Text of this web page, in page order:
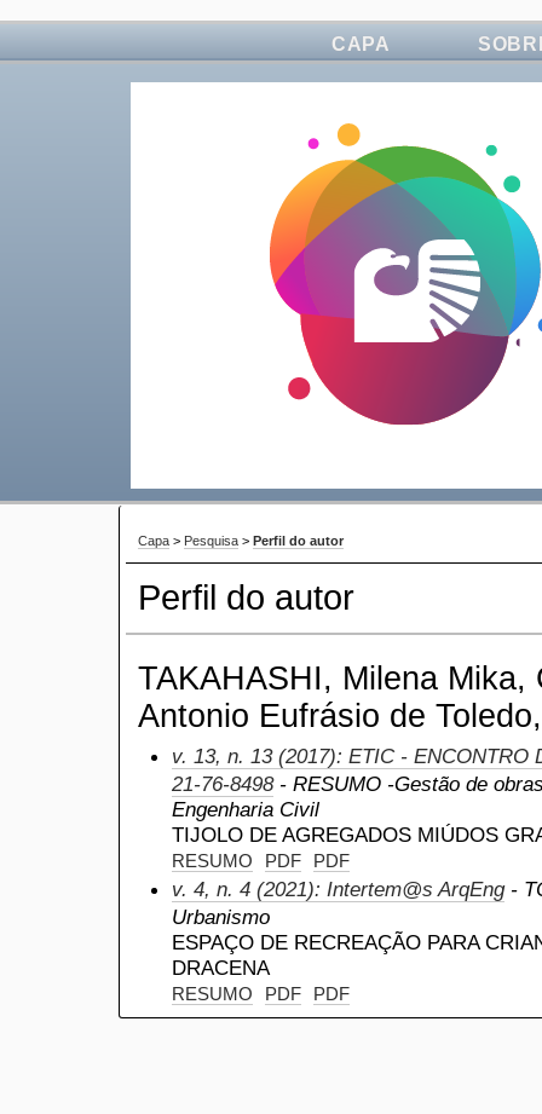
CAPA
Capa > Pesquisa > Perfil do autor
Perfil do autor
TAKAHASHI, Milena Mika,
Antonio Eufrásio de
v. 13, n. 13 (2017): ETIC - ENCONTRO
21-76-8498- RESUMO -Gestão de
Engenharia Civil
TIJOLO DE AGREGADOS MIÚDOS
RESUMO PDF PDF
v. 4, n. 4 (2021): Intertem@s ArqEng-
Urbanismo
ESPAÇO DE RECREAÇÃO PARA
DRACENA
RESUMO PDF PDF